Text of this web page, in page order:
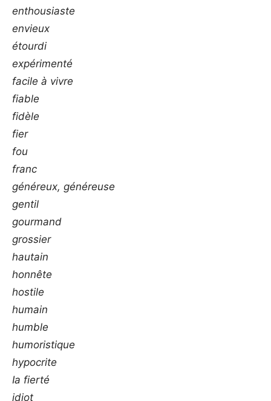
enthousiaste
envieux
étourdi
expérimenté
facile à vivre
fiable
fidèle
fier
fou
franc
généreux, généreuse
gentil
gourmand
grossier
hautain
honnête
hostile
humain
humble
humoristique
hypocrite
Ia fierté
idiot